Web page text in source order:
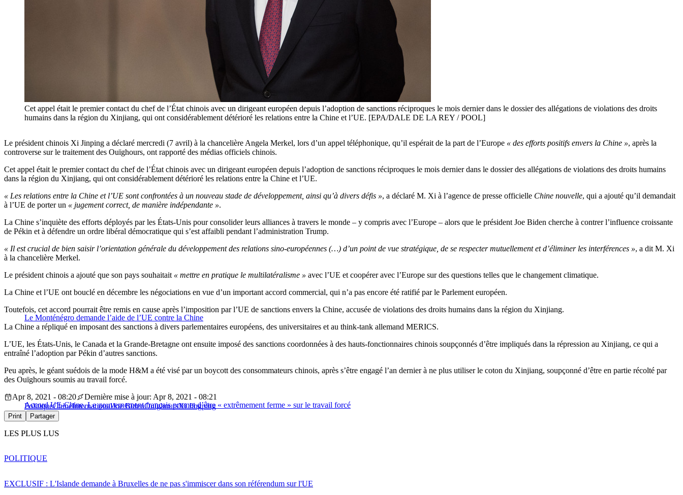
Cet appel était le premier contact du chef de l’État chinois avec un dirigeant européen depuis l’adoption de sanctions réciproques le mois dernier dans le dossier des allégations de violations des droits
humains dans la région du Xinjiang, qui ont considérablement détérioré les relations entre la Chine et l’UE. [EPA/DALE DE LA REY / POOL]
Le président chinois Xi Jinping a déclaré mercredi (7 avril) à la chancelière Angela Merkel, lors d’un appel téléphonique, qu’il espérait de la part de l’Europe « des efforts positifs envers la Chine », après la
controverse sur le traitement des Ouïghours, ont rapporté des médias officiels chinois.
Cet appel était le premier contact du chef de l’État chinois avec un dirigeant européen depuis l’adoption de sanctions réciproques le mois dernier dans le dossier des allégations de violations des droits humains
dans la région du Xinjiang, qui ont considérablement détérioré les relations entre la Chine et l’UE.
« Les relations entre la Chine et l’UE sont confrontées à un nouveau stade de développement, ainsi qu’à divers défis », a déclaré M. Xi à l’agence de presse officielle Chine nouvelle, qui a ajouté qu’il demandait
à l’UE de porter un « jugement correct, de manière indépendante ».
La Chine s’inquiète des efforts déployés par les États-Unis pour consolider leurs alliances à travers le monde – y compris avec l’Europe – alors que le président Joe Biden cherche à contrer l’influence croissante
de Pékin et à défendre un ordre libéral démocratique qui s’est affaibli pendant l’administration Trump.
« Il est crucial de bien saisir l’orientation générale du développement des relations sino-européennes (…) d’un point de vue stratégique, de se respecter mutuellement et d’éliminer les interférences », a dit M. Xi
à la chancelière Merkel.
Le président chinois a ajouté que son pays souhaitait « mettre en pratique le multilatéralisme » avec l’UE et coopérer avec l’Europe sur des questions telles que le changement climatique.
La Chine et l’UE ont bouclé en décembre les négociations en vue d’un important accord commercial, qui n’a pas encore été ratifié par le Parlement européen.
Le Monténégro demande l’aide de l’UE contre la Chine
Toutefois, cet accord pourrait être remis en cause après l’imposition par l’UE de sanctions envers la Chine, accusée de violations des droits humains dans la région du Xinjiang.
La Chine a répliqué en imposant des sanctions à divers parlementaires européens, des universitaires et au think-tank allemand MERICS.
L’UE, les États-Unis, le Canada et la Grande-Bretagne ont ensuite imposé des sanctions coordonnées à des hauts-fonctionnaires chinois soupçonnés d’être impliqués dans la répression au Xinjiang, ce qui a
entraîné l’adoption par Pékin d’autres sanctions.
Peu après, le géant suédois de la mode H&M a été visé par un boycott des consommateurs chinois, après s’être engagé l’an dernier à ne plus utiliser le coton du Xinjiang, soupçonné d’être en partie récolté par
des Ouïghours soumis au travail forcé.
Accord UE-Chine. Le gouvernement français promet d’être « extrêmement ferme » sur le travail forcé
Apr 8, 2021 - 08:20
Dernière mise à jour: Apr 8, 2021 - 08:21
PolitiqueChineInternationalJoe BidenOuïghoursXi Jingping
Print Partager
LES PLUS LUS
EXCLUSIF : L'Islande demande à Bruxelles de ne pas s'immiscer dans son référendum sur l'UE
POLITIQUE